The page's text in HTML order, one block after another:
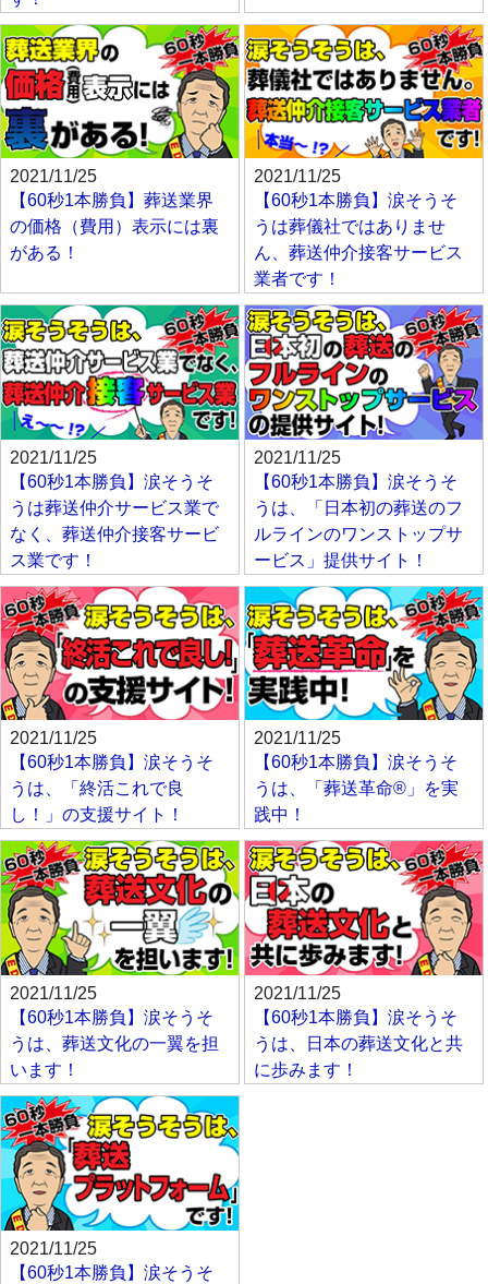
2021/11/25
【60秒1本勝負】葬送業界
の価格（費用）表示には裏
がある！
2021/11/25
【60秒1本勝負】涙そうそ
うは葬儀社ではありませ
ん、葬送仲介接客サービス
業者です！
2021/11/25
【60秒1本勝負】涙そうそ
うは葬送仲介サービス業で
なく、葬送仲介接客サービ
ス業です！
2021/11/25
【60秒1本勝負】涙そうそ
うは、「日本初の葬送のフ
ルラインのワンストップサ
ービス」提供サイト！
2021/11/25
【60秒1本勝負】涙そうそ
うは、「終活これで良
し！」の支援サイト！
2021/11/25
【60秒1本勝負】涙そうそ
うは、「葬送革命®」を実
践中！
2021/11/25
【60秒1本勝負】涙そうそ
うは、葬送文化の一翼を担
います！
2021/11/25
【60秒1本勝負】涙そうそ
うは、日本の葬送文化と共
に歩みます！
2021/11/25
【60秒1本勝負】涙そうそ